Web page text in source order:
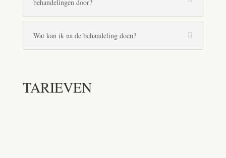
behandelingen door?
Wat kan ik na de behandeling doen?
TARIEVEN